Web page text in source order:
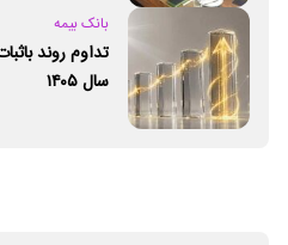
بانک بیمه
تداوم روند
سال ۱۴۰۵